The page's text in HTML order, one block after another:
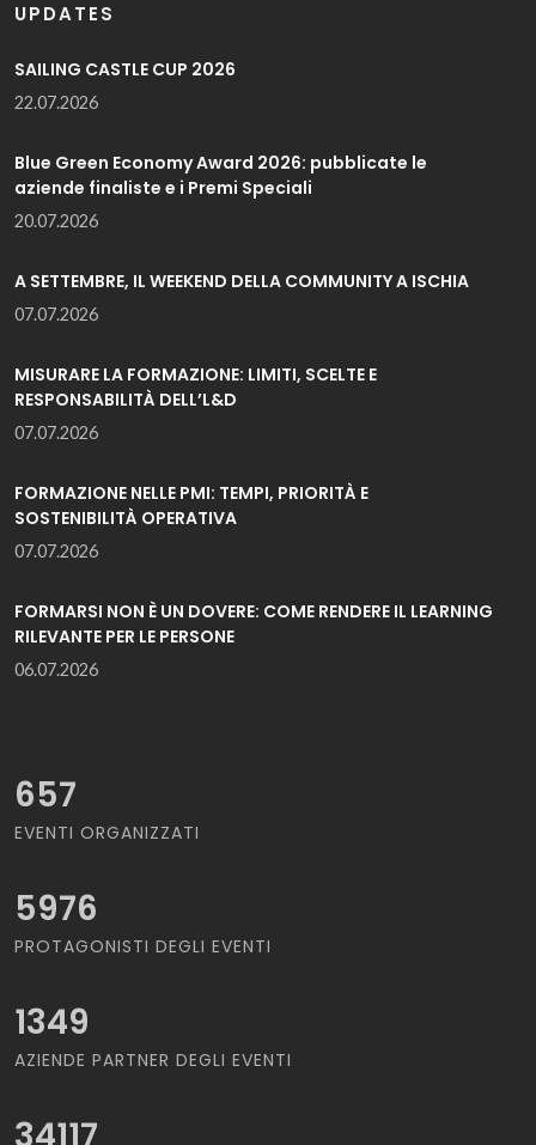
UPDATES
SAILING CASTLE CUP 2026
22.07.2026
Blue Green Economy Award 2026: pubblicate le
aziende finaliste e i Premi Speciali
20.07.2026
A SETTEMBRE, IL WEEKEND DELLA COMMUNITY A ISCHIA
07.07.2026
MISURARE LA FORMAZIONE: LIMITI, SCELTE E
RESPONSABILITÀ DELL’L&D
07.07.2026
FORMAZIONE NELLE PMI: TEMPI, PRIORITÀ E
SOSTENIBILITÀ OPERATIVA
07.07.2026
FORMARSI NON È UN DOVERE: COME RENDERE IL LEARNING
RILEVANTE PER LE PERSONE
06.07.2026
657
EVENTI ORGANIZZATI
5976
PROTAGONISTI DEGLI EVENTI
1349
AZIENDE PARTNER DEGLI EVENTI